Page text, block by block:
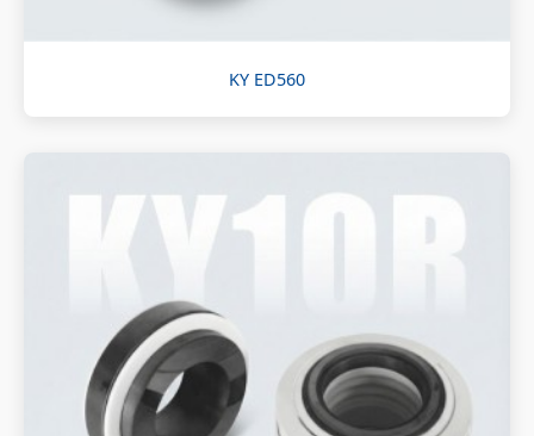
KY ED560